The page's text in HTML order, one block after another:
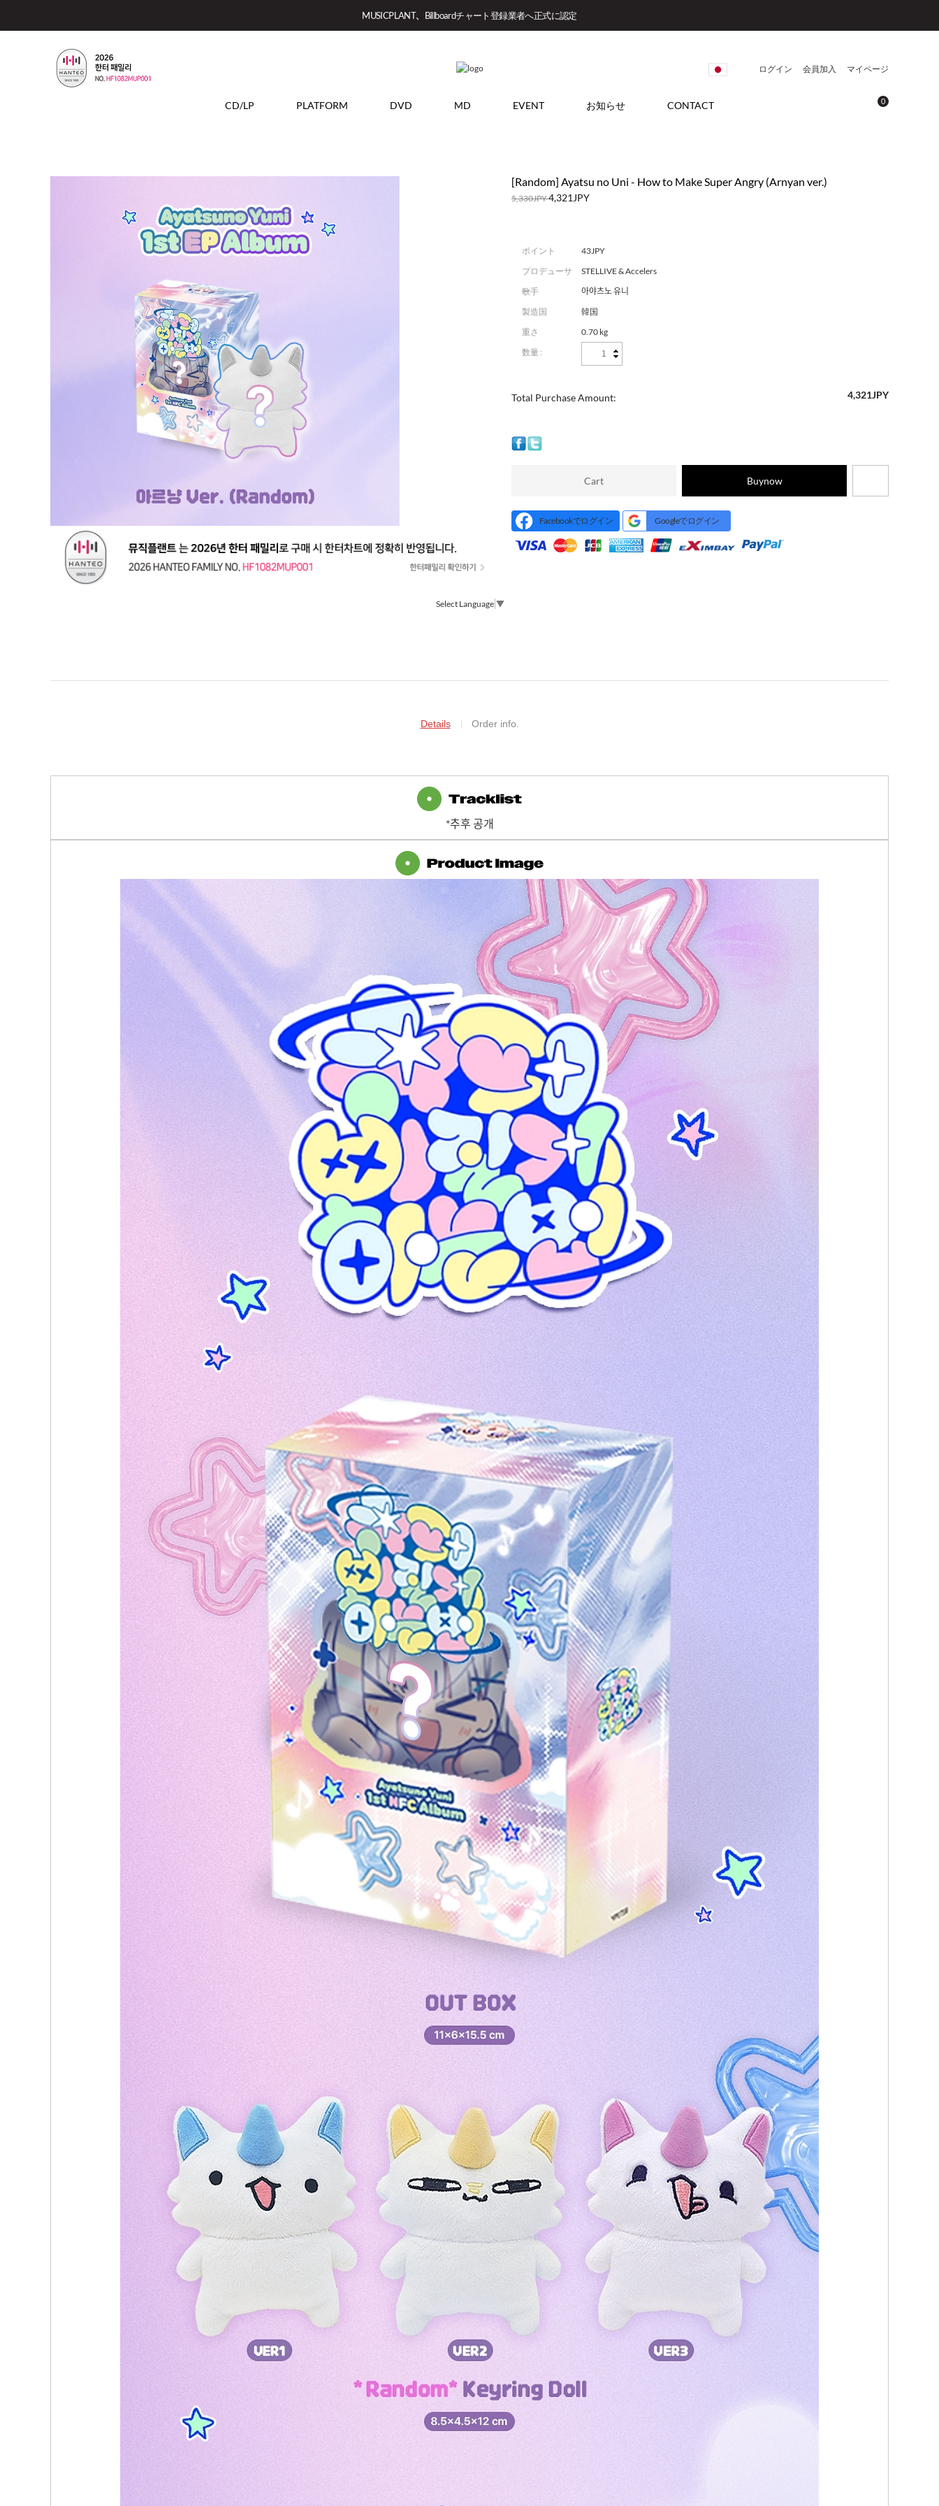
MUSICPLANT、Billboardチャート登録業者へ正式に認定
ログイン 会員加入 マイページ
CD/LP PLATFORM DVD MD EVENT お知らせ CONTACT 0
[Random] Ayatsu no Uni - How to Make Super Angry (Arnyan ver.)
5,330JPY4,321JPY
ポイント
43JPY
プロデューサ
ー
STELLIVE & Accelers
歌手
아야츠노 유니
製造国
韓国
重さ
0.70 kg
数量 :
Total Purchase Amount: 4,321JPY
Cart Buynow
Facebookでログイン Googleでログイン
Select Language ▼
Details Order info.
*추후 공개